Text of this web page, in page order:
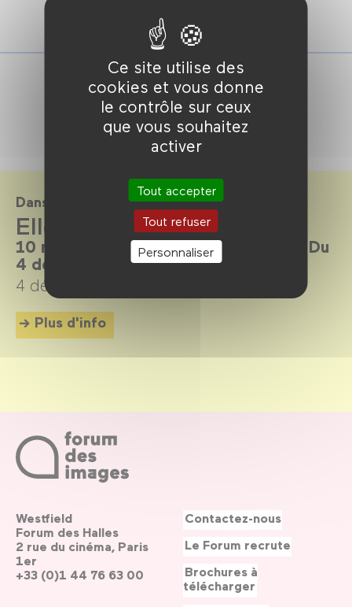
Ce site utilise des
cookies et vous donne
le contrôle sur ceux
que vous souhaitez
activer
Tout accepter
Tout refuser
Personnaliser
Dans le cadre de
Elles sont là pour rester
10 réalisatrices aujourd’hui en France. Du
4 décembre 2024 au 6 avril 2025.
4 décembre 2024 →
Plus d'info
Westfield
Forum des Halles
2 rue du cinéma, Paris
1er
+33 (0)1 44 76 63 00
Contactez-nous
Le Forum recrute
Brochures à
télécharger